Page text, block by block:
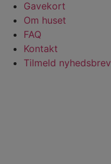
Gavekort
Om huset
FAQ
Kontakt
Tilmeld nyhedsbrev